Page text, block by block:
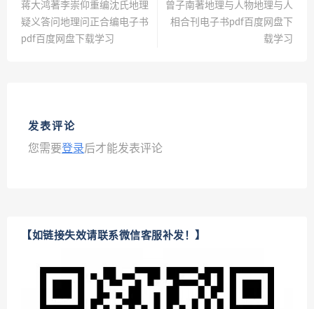
蒋大鸿著李崇仰重编沈氏地理
疑义答问地理问正合编电子书
pdf百度网盘下载学习
曾子南著地理与人物地理与人
相合刊电子书pdf百度网盘下
载学习
发表评论
您需要登录后才能发表评论
【如链接失效请联系微信客服补发！】